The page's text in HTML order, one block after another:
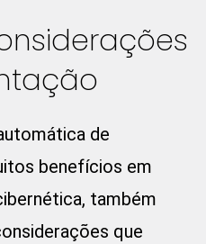
de
benefícios em
também
que